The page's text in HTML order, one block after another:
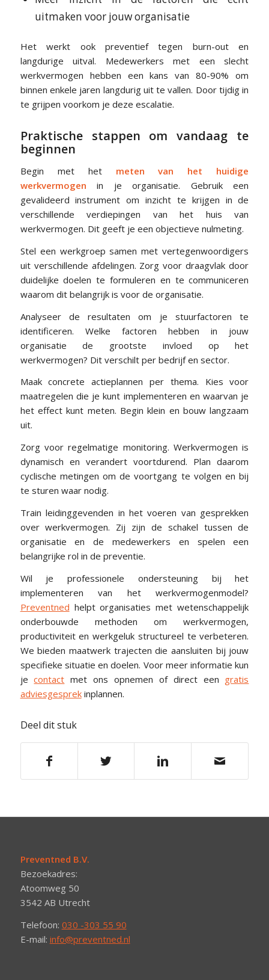
uitmaken voor jouw organisatie
Het werkt ook preventief tegen burn-out en
langdurige uitval. Medewerkers met een slecht
werkvermogen hebben een kans van 80-90% om
binnen enkele jaren langdurig uit te vallen. Door tijdig in
te grijpen voorkom je deze escalatie.
Praktische stappen om vandaag te
beginnen
Begin met het meten van het huidige
werkvermogen in je organisatie. Gebruik een
gevalideerd instrument om inzicht te krijgen in de
verschillende verdiepingen van het huis van
werkvermogen. Dit geeft je een objectieve nulmeting.
Stel een werkgroep samen met vertegenwoordigers
uit verschillende afdelingen. Zorg voor draagvlak door
duidelijke doelen te formuleren en te communiceren
waarom dit belangrijk is voor de organisatie.
Analyseer de resultaten om je stuurfactoren te
identificeren. Welke factoren hebben in jouw
organisatie de grootste invloed op het
werkvermogen? Dit verschilt per bedrijf en sector.
Maak concrete actieplannen per thema. Kies voor
maatregelen die je kunt implementeren en waarvan je
het effect kunt meten. Begin klein en bouw langzaam
uit.
Zorg voor regelmatige monitoring. Werkvermogen is
dynamisch en verandert voortdurend. Plan daarom
cyclische metingen om de voortgang te volgen en bij
te sturen waar nodig.
Train leidinggevenden in het voeren van gesprekken
over werkvermogen. Zij zijn de schakel tussen de
organisatie en de medewerkers en spelen een
belangrijke rol in de preventie.
Wil je professionele ondersteuning bij het
implementeren van het werkvermogenmodel?
Preventned helpt organisaties met wetenschappelijk
onderbouwde methoden om werkvermogen,
productiviteit en werkgeluk structureel te verbeteren.
We bieden maatwerk trajecten die aansluiten bij jouw
specifieke situatie en doelen. Voor meer informatie kun
jecontact met ons opnemen of direct een gratis
adviesgesprekinplannen.
Deel dit stuk
Preventned B.V.
Bezoekadres:
Atoomweg 50
3542 AB Utrecht
Telefoon: 030 -303 55 90
E-mail: info@preventned.nl